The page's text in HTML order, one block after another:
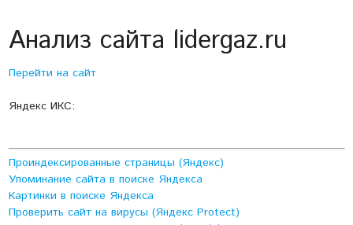
Анализ сайта lidergaz.ru
Перейти на сайт
Яндекс ИКС:
Проиндексированные страницы (Яндекс)
Упоминание сайта в поиске Яндекса
Картинки в поиске Яндекса
Проверить сайт на вирусы (Яндекс Protect)